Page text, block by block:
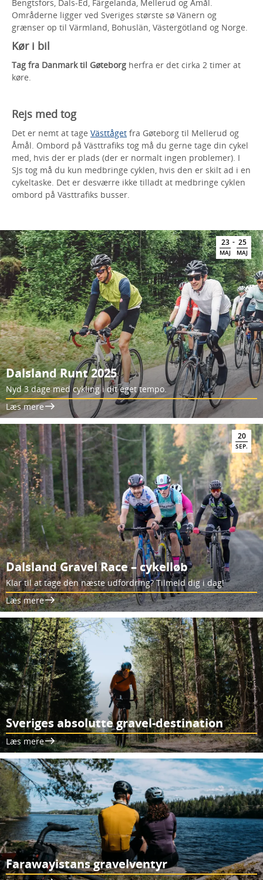
Bengtsfors, Dals-Ed, Färgelanda, Mellerud og Åmål.
Områderne ligger ved Sveriges største sø Vänern og
grænser op til Värmland, Bohuslän, Västergötland og Norge.
Kør i bil
Tag fra Danmark til Gøteborg herfra er det cirka 2 timer at
køre.
Rejs med tog
Det er nemt at tage Västtåget fra Gøteborg til Mellerud og
Åmål. Ombord på Västtrafiks tog må du gerne tage din cykel
med, hvis der er plads (der er normalt ingen problemer). I
SJs tog må du kun medbringe cyklen, hvis den er skilt ad i en
cykeltaske. Det er desværre ikke tilladt at medbringe cyklen
ombord på Västtrafiks busser.
23
MAJ
- 25
MAJ
Dalsland Runt 2025
Nyd 3 dage med cykling i dit eget tempo.
Læs mere
20
SEP.
Dalsland Gravel Race – cykelløb
Klar til at tage den næste udfordring? Tilmeld dig i dag!
Læs mere
Sveriges absolutte gravel-destination
Læs mere
Farawayistans gravelventyr